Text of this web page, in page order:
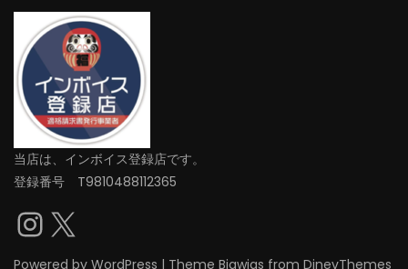
当店は、インボイス登録店です。
登録番号 T9810488112365
Instagram
X
Powered by WordPress | Theme Bigwigs from DinevThemes